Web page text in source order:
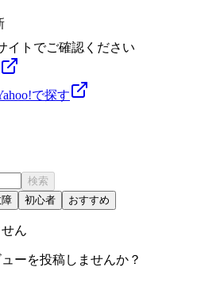
イトでご確認ください
で探す
検索
初心者 おすすめ
ん
ーを投稿しませんか？